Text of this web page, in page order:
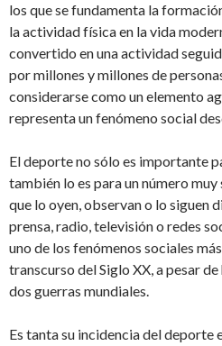
los que se fundamenta la
la actividad física en la vida
convertido en una actividad
por millones y millones de
considerarse como un elemento
representa un fenómeno social
El deporte no sólo es importante
también lo es para un número
que lo oyen, observan o lo siguen
prensa, radio, televisión o redes
uno de los fenómenos sociales
transcurso del Siglo XX, a pesar
dos guerras mundiales.
Es tanta su incidencia del deporte